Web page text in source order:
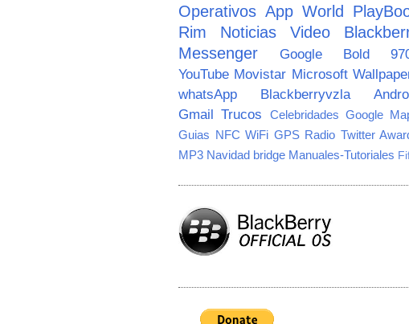
Operativos App World
Rim
Noticias Video
Messenger
Google
Bold
YouTube Movistar Microsoft
whatsApp
Blackberryvzla
Gmail Trucos Celebridades Google
Guias NFC WiFi GPS Radio Twitter
MP3 Navidad bridge Manuales-Tutoriales